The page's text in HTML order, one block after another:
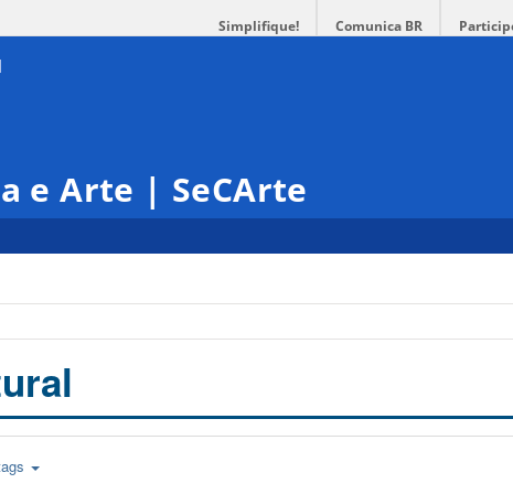
Simplifique! Comunica BR
e Arte | SeCArte